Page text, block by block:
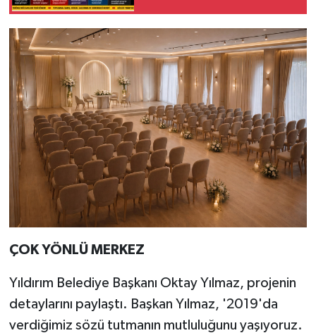
ÇOK YÖNLÜ MERKEZ
Yıldırım Belediye Başkanı Oktay Yılmaz, projenin
detaylarını paylaştı. Başkan Yılmaz, '2019'da
verdiğimiz sözü tutmanın mutluluğunu yaşıyoruz.